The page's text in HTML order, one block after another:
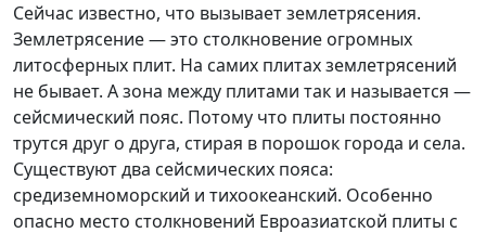
Сейчас известно, что вызывает землетрясения.
Землетрясение — это столкновение огромных
литосферных плит. На самих плитах землетрясений
не бывает. А зона между плитами так и называется —
сейсмический пояс. Потому что плиты постоянно
трутся друг о друга, стирая в порошок города и села.
Существуют два сейсмических пояса:
средиземноморский и тихоокеанский. Особенно
опасно место столкновений Евроазиатской плиты с